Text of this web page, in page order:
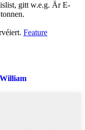
gitt w.e.g. Är E-
Feature
William